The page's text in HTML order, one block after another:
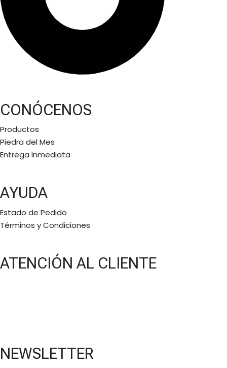
CONÓCENOS
Productos
Piedra del Mes
Entrega Inmediata
AYUDA
Estado de Pedido
Términos y Condiciones
ATENCIÓN AL CLIENTE
NEWSLETTER